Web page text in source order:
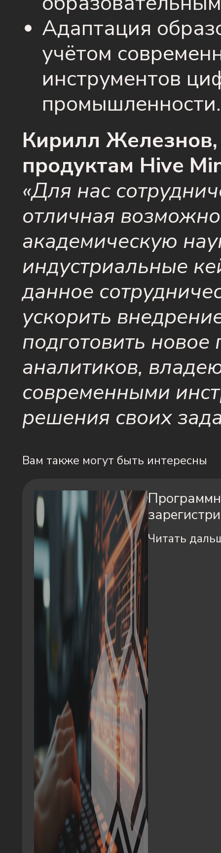
Адаптация
учётом
инструментов
промышленности.
Кирилл
продуктам Hive
«Для нас
отличная
академическую
индустриальные
данное
ускорить
подготовить
аналитиков,
современными
решения своих
Вам также могут быть интересны
Читать